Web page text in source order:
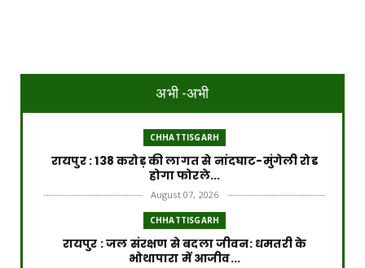
अभी -अभी
CHHATTISGARH
रायपुर : 138 करोड़ की लागत से नांदघाट-मुंगेली रोड
होगा फोरले...
August 07, 2026
CHHATTISGARH
रायपुर : जल संरक्षण से बदला जीवन: धमतरी के
भोथापारा में आजीव...